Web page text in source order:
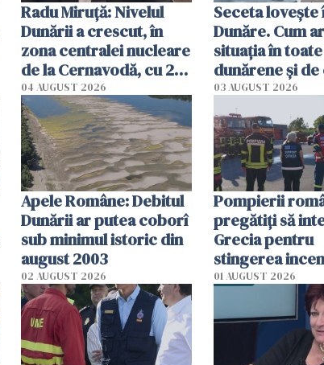
Radu Miruţă: Nivelul
Dunării a crescut, în
zona centralei nucleare
de la Cernavodă, cu 2
cm faţă de ziua trecută
04 AUGUST 2026
Seceta
Dunăre. Cum
situația în
dunărene și de
România
efectele, deși a
în iulie
03 AUGUST 2026
Apele Române: Debitul
Dunării ar putea coborî
sub minimul istoric din
august 2003
02 AUGUST 2026
Pompierii
pregătiţi să
Grecia pentru
stingerea
01 AUGUST 2026